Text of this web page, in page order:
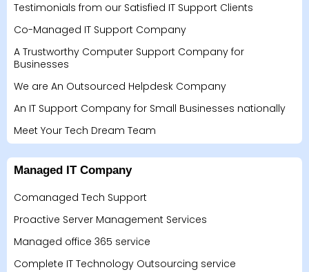
Testimonials from our Satisfied IT Support Clients
Co-Managed IT Support Company
A Trustworthy Computer Support Company for
Businesses
We are An Outsourced Helpdesk Company
An IT Support Company for Small Businesses nationally
Meet Your Tech Dream Team
Managed IT Company
Comanaged Tech Support
Proactive Server Management Services
Managed office 365 service
Complete IT Technology Outsourcing service